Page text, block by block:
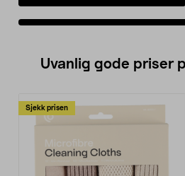
Uvanlig gode priser
Sjekk prisen